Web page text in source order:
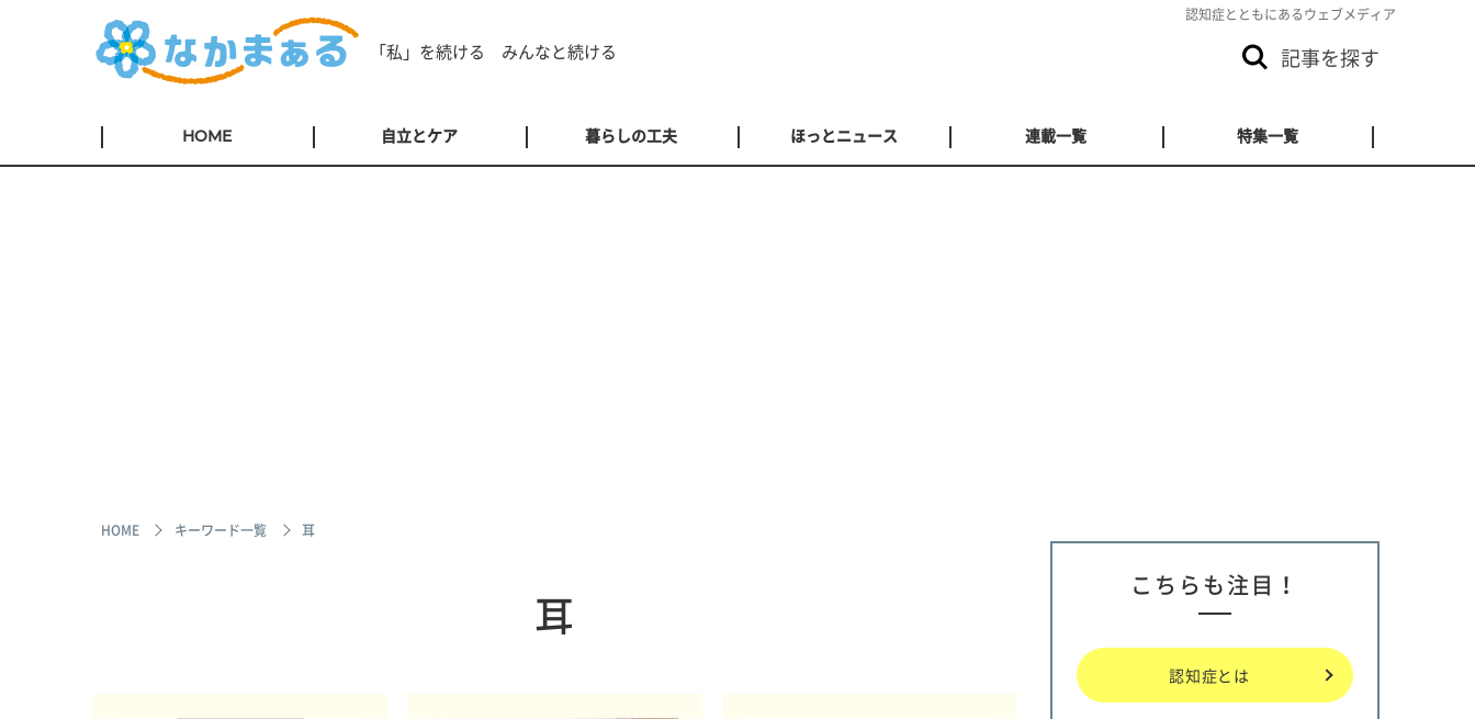
認知症とともにあるウェブメディア
「私」を続ける みんなと続ける 記事を探す
HOME 自立とケア 暮らしの工夫 ほっとニュース 連載一覧 特集一覧
HOME キーワード一覧 耳
耳
こちらも注目！
認知症とは